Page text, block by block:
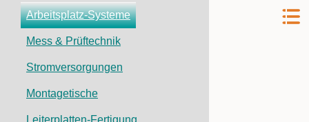
Navigation
überspringen
Arbeitsplatz-Systeme
Mess & Prüftechnik
Stromversorgungen
Montagetische
Leiterplatten-Fertigung